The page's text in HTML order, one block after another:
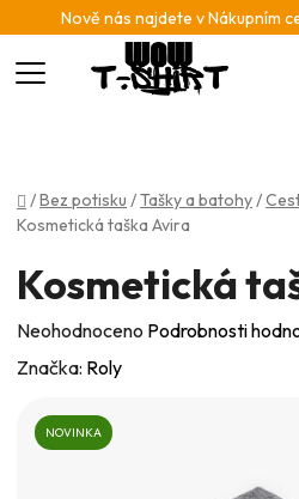
Nově nás najdete v Nákupním
Domů
/Bez potisku /Tašky a batohy/
Kosmetická taška Avira
Kosmetická
Průměrné
hodnocení
0,0
Neohodnoceno Podrobnosti
Značka: Roly
NOVINKA